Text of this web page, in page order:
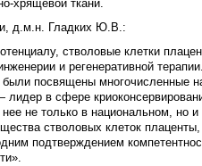
хрящевой ткани.
д.м.н. Гладких Ю.В.:
стволовые клетки
и регенеративной
посвящены многочисленные
лидер в сфере
не только в национальном, но
стволовых клеток
подтверждением